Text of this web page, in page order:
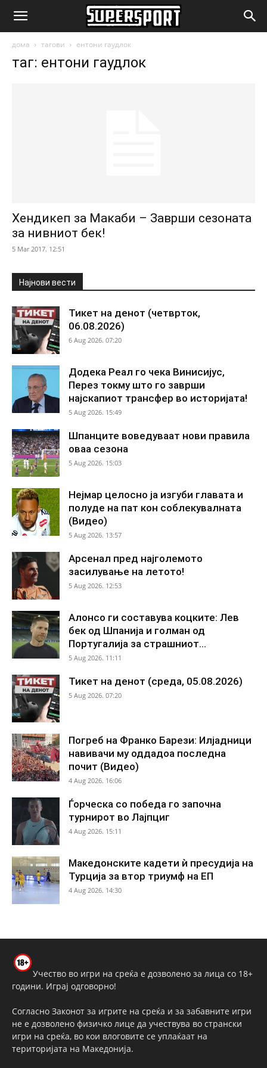
SuperSport.mk
дома тагови ентони гаудлок
таг: ентони гаудлок
Хендикеп за Макаби – Заврши сезоната
за нивниот бек!
5 Mar 2017. 12:51
Најнови вести
Тикет на денот (четврток,
06.08.2026)
6 Aug 2026. 07:20
Додека Реал го чека Винисијус,
Перез токму што го заврши
најскапиот трансфер во историјата!
5 Aug 2026. 15:49
Шпанците воведуваат нови правила
оваа сезона
5 Aug 2026. 15:03
Нејмар целосно ја изгуби главата и
полуде на пат кон соблекувалната
(Видео)
5 Aug 2026. 13:57
Арсенал пред најголемото
засилување на летото!
5 Aug 2026. 12:53
Алонсо ги составува коцките: Лев
бек од Шпанија и голман од
Португалија за страшниот...
5 Aug 2026. 11:11
Тикет на денот (среда, 05.08.2026)
5 Aug 2026. 07:20
Погреб на Франко Барези: Илјадници
навивачи му оддадоа последна
почит (Видео)
4 Aug 2026. 16:06
Ѓорческа со победа го започна
турнирот во Лајпциг
4 Aug 2026. 15:11
Македонските кадети ѝ пресудија на
Турција за втор триумф на ЕП
4 Aug 2026. 14:30
Учество во игри на среќа е дозволено за лица со 18+
години. Играј одговорно!
Согласно Законот за игрите на среќа и за забавните игри
не е дозволено физичко лице да учествува во странски
игри на среќа, во кои влоговите се уплаќаат на
територијата на Македонија.